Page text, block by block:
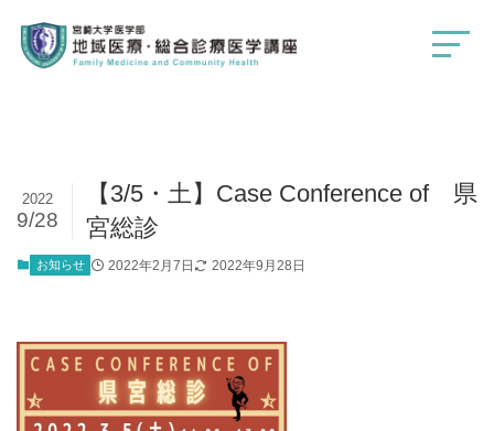
【3/5・土】Case Conference of 県
宮総診
2022
9/28
お知らせ 2022年2月7日 2022年9月28日